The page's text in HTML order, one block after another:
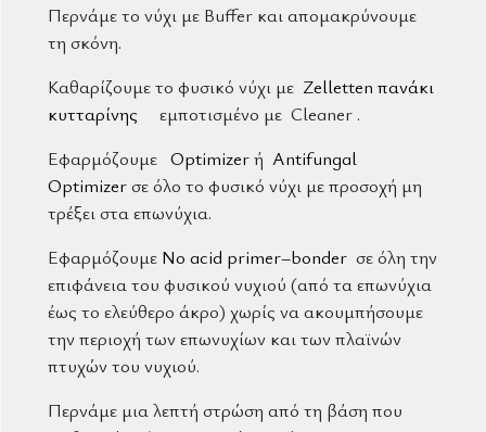
Περνάμε το νύχι με Buffer και απομακρύνουμε
τη σκόνη.
Καθαρίζουμε το φυσικό νύχι με Zelletten πανάκι
κυτταρίνης εμποτισμένο με Cleaner .
Εφαρμόζουμε Optimizerή Antifungal
Optimizerσε όλο το φυσικό νύχι με προσοχή μη
τρέξει στα επωνύχια.
Εφαρμόζουμε No acid primer–bonder σε όλη την
επιφάνεια του φυσικού νυχιού (από τα επωνύχια
έως το ελεύθερο άκρο) χωρίς να ακουμπήσουμε
την περιοχή των επωνυχίων και των πλαϊνών
πτυχών του νυχιού.
Περνάμε μια λεπτή στρώση από τη βάση που